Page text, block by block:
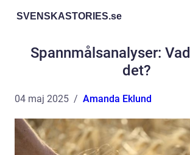
SVENSKASTORIES.se
Spannmålsanalyser:
det?
04 maj 2025 Amanda Eklund